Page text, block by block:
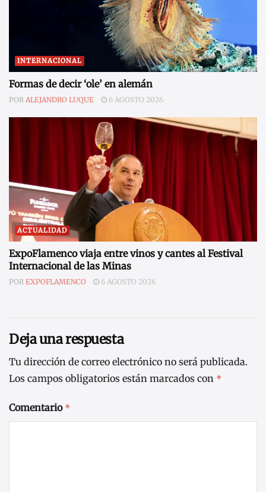
INTERNACIONAL
Formas de decir ‘ole’ en alemán
POR ALEJANDRO LUQUE 6 AGOSTO 2026
ACTUALIDAD
ExpoFlamenco viaja entre vinos y cantes al Festival
Internacional de las Minas
POR EXPOFLAMENCO 6 AGOSTO 2026
Deja una respuesta
Tu dirección de correo electrónico no será publicada.
Los campos obligatorios están marcados con *
Comentario *